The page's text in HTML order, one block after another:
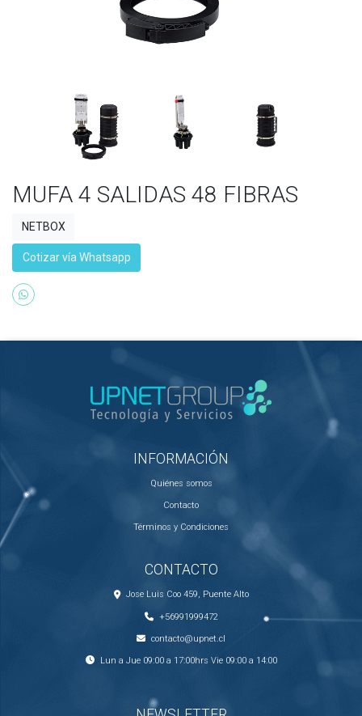
MUFA 4 SALIDAS 48 FIBRAS
NETBOX
Cotizar vía Whatsapp
INFORMACIÓN
Quiénes somos
Contacto
Términos y Condiciones
CONTACTO
Jose Luis Coo 459, Puente Alto
+56991999472
contacto@upnet.cl
Lun a Jue 09:00 a 17:00hrs Vie 09:00 a 14:00